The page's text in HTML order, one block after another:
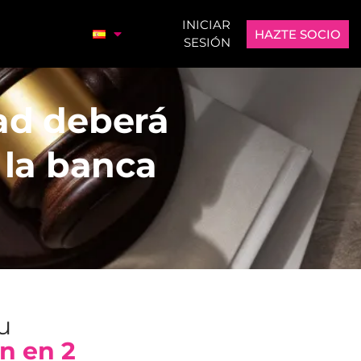
INICIAR
SESIÓN
HAZTE SOCIO
deberá
banca
en 2